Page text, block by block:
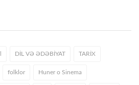
DİL VƏ ƏDƏBİYAT TARİX
folklor Huner o Sinema